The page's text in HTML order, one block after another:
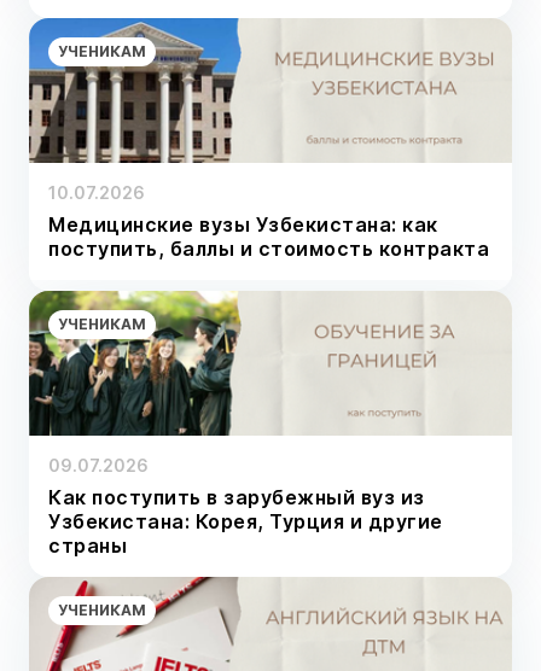
УЧЕНИКАМ
10.07.2026
Медицинские вузы Узбекистана: как
поступить, баллы и стоимость контракта
УЧЕНИКАМ
09.07.2026
Как поступить в зарубежный вуз из
Узбекистана: Корея, Турция и другие
страны
УЧЕНИКАМ